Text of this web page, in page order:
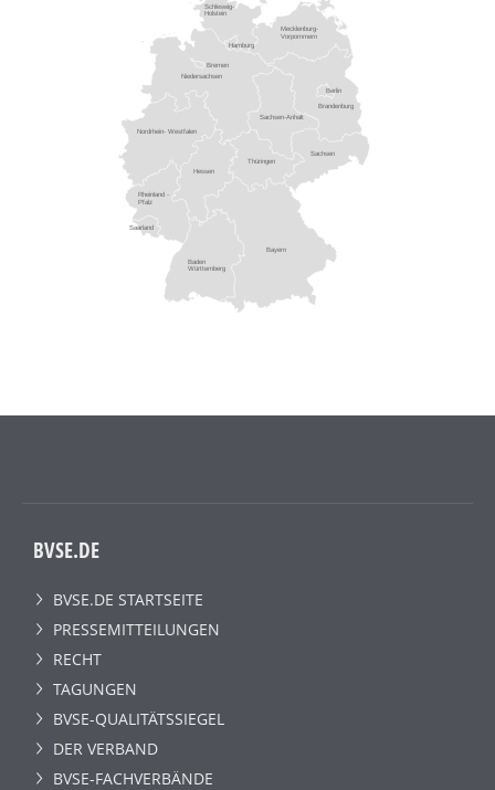
Baden
Württemberg
Bayern
Brandenburg
Hessen
Mecklenburg-
Vorpommern
Niedersachsen
Nordrhein- Westfalen
Rheinland -
Pfalz
Sachsen
Sachsen-Anhalt
Schleswig-
Holstein
Thüringen
Berlin
Bremen
Hamburg
Saarland
BVSE.DE
BVSE.DE STARTSEITE
PRESSEMITTEILUNGEN
RECHT
TAGUNGEN
BVSE-QUALITÄTSSIEGEL
DER VERBAND
BVSE-FACHVERBÄNDE